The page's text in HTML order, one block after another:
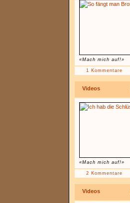
«Mach mich auf!»
1 Kommentare
Videos
«Mach mich auf!»
2 Kommentare
Videos